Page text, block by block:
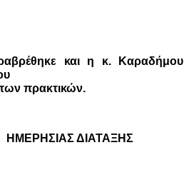
και η κ. Καραδήμου
πρακτικών.
ΗΜΕΡΗΣΙΑΣ ΔΙΑΤΑΞΗΣ